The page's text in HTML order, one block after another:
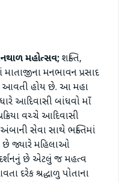
મહોત્સવ;શક્તિ,
મનભાવન પ્રસાદ
આવતી હોય છે. આ મહા
આદિવાસી બાંધવો માઁ
વચ્ચે આદિવાસી
સેવા સાથે ભક્તિમાં
છે જ્યારે મહિલાઓ
દર્શનનું છે એટલું જ મહત્વ
દરેક શ્રદ્ધાળુ પોતાના